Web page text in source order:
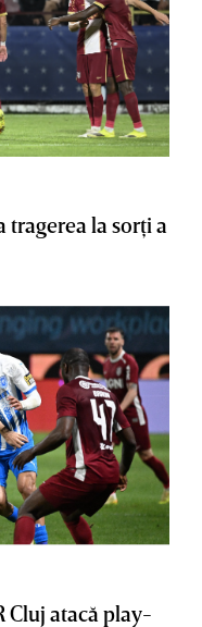
tragerea la sorţi a
Cluj atacă play-